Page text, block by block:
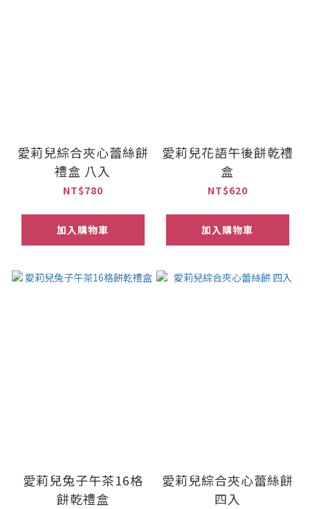
愛莉兒綜合夾心蕾絲餅
禮盒 八入
NT$780
加入購物車
愛莉兒花語午後餅乾禮
盒
NT$620
加入購物車
愛莉兒兔子午茶16格
餅乾禮盒
愛莉兒綜合夾心蕾絲餅
四入